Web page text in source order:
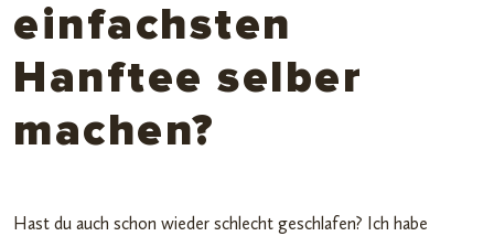
einfachsten
Hanftee selber
machen?
Hast du auch schon wieder schlecht geschlafen? Ich habe